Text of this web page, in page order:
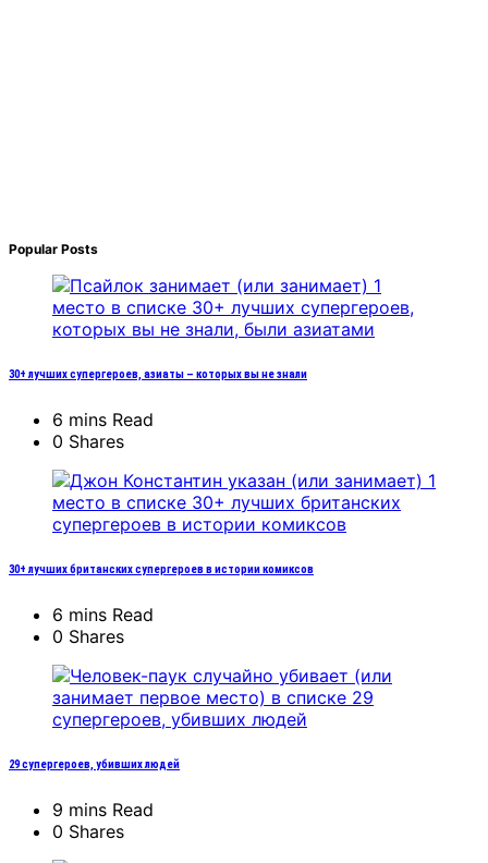
Popular Posts
30+ лучших супергероев, азиаты – которых вы не знали
6 mins Read
0 Shares
30+ лучших британских супергероев в истории комиксов
6 mins Read
0 Shares
29 супергероев, убивших людей
9 mins Read
0 Shares